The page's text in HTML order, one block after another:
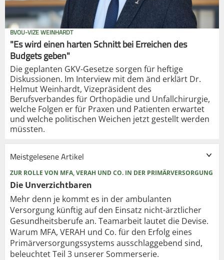
BVOU-VIZE WEINHARDT
"Es wird einen harten Schnitt bei Erreichen des
Budgets geben"
Die geplanten GKV-Gesetze sorgen für heftige
Diskussionen. Im Interview mit dem änd erklärt Dr.
Helmut Weinhardt, Vizepräsident des
Berufsverbandes für Orthopädie und Unfallchirurgie,
welche Folgen er für Praxen und Patienten erwartet
und welche politischen Weichen jetzt gestellt werden
müssten.
Meistgelesene Artikel
ZUR ROLLE VON MFA, VERAH UND CO. IN DER PRIMÄRVERSORGUNG
Die Unverzichtbaren
Mehr denn je kommt es in der ambulanten
Versorgung künftig auf den Einsatz nicht-ärztlicher
Gesundheitsberufe an. Teamarbeit lautet die Devise.
Warum MFA, VERAH und Co. für den Erfolg eines
Primärversorgungssystems ausschlaggebend sind,
beleuchtet Teil 3 unserer Sommerserie.